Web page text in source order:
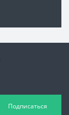
Подписаться